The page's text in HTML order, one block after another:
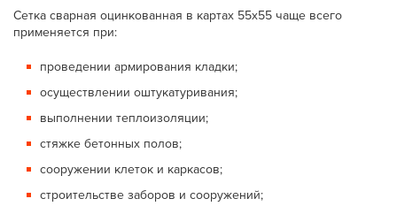
Сетка сварная оцинкованная в картах 55х55 чаще всего
применяется при:
проведении армирования кладки;
осуществлении оштукатуривания;
выполнении теплоизоляции;
стяжке бетонных полов;
сооружении клеток и каркасов;
строительстве заборов и сооружений;